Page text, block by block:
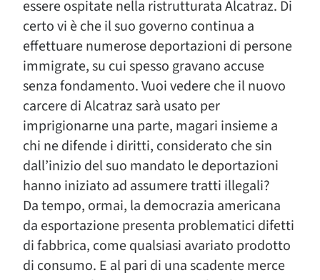
essere ospitate nella ristrutturata Alcatraz. Di
certo vi è che il suo governo continua a
effettuare numerose deportazioni di persone
immigrate, su cui spesso gravano accuse
senza fondamento. Vuoi vedere che il nuovo
carcere di Alcatraz sarà usato per
imprigionarne una parte, magari insieme a
chi ne difende i diritti, considerato che sin
dall’inizio del suo mandato le deportazioni
hanno iniziato ad assumere tratti illegali?
Da tempo, ormai, la democrazia americana
da esportazione presenta problematici difetti
di fabbrica, come qualsiasi avariato prodotto
di consumo. E al pari di una scadente merce